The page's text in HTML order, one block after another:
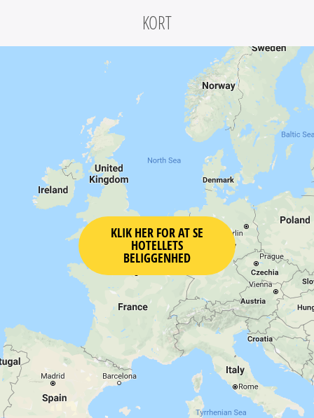
KORT
KLIK HER FOR AT SE
HOTELLETS
BELIGGENHED